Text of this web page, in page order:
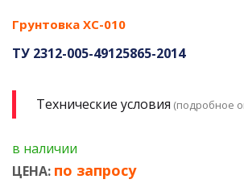
Грунтовка ХС-010
ТУ 2312-005-49125865-2014
Технические условия (подробное
в наличии
ЦЕНА: по запросу